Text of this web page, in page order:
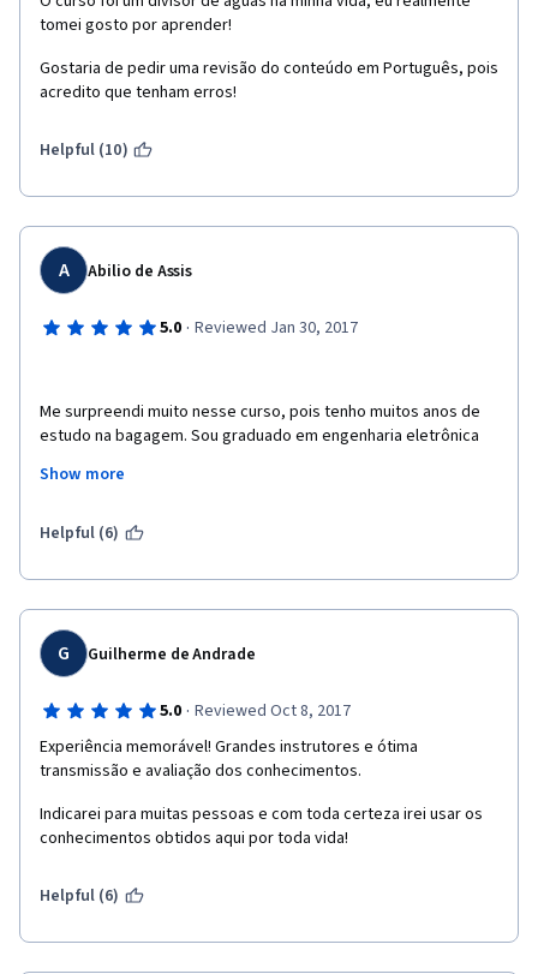
tomei gosto por aprender!
Gostaria de pedir uma revisão do conteúdo em Português, pois
acredito que tenham erros!
Helpful (10)
A Abilio de Assis
5.0 · Reviewed Jan 30, 2017
Me surpreendi muito nesse curso, pois tenho muitos anos de
estudo na bagagem. Sou graduado em engenharia eletrônica
UFRJ, tenho MBA pela FGV e dezenas de outros cursos feitos
conquistas, não conhecia praticamente nenhuma das técnicas
minha vida estudantil e profissional teria sido muito mais
prazerosa e menos neurótica. Super recomendo!
Show more
Helpful (6)
G Guilherme de Andrade
5.0 · Reviewed Oct 8, 2017
Experiência memorável! Grandes instrutores e ótima
transmissão e avaliação dos conhecimentos.
Indicarei para muitas pessoas e com toda certeza irei usar os
conhecimentos obtidos aqui por toda vida!
Helpful (6)